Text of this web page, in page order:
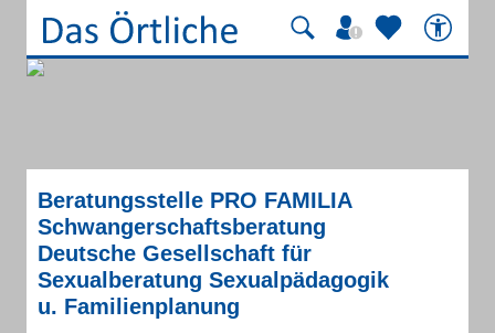
Beratungsstelle PRO FAMILIA
Schwangerschaftsberatung
Deutsche Gesellschaft für
Sexualberatung Sexualpädagogik
u. Familienplanung